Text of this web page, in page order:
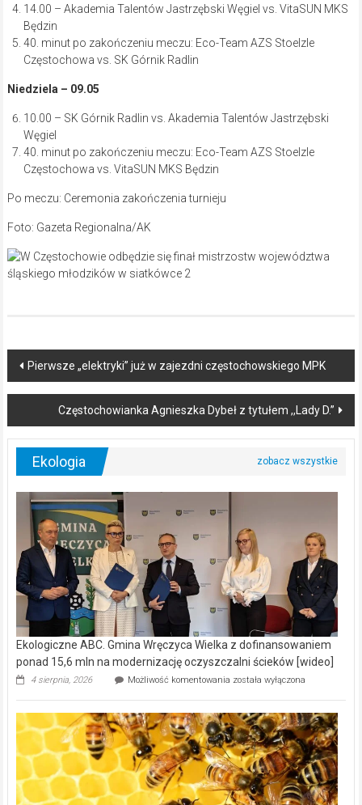
14.00 – Akademia Talentów Jastrzębski Węgiel vs. VitaSUN MKS
Będzin
40. minut po zakończeniu meczu: Eco-Team AZS Stoelzle
Częstochowa vs. SK Górnik Radlin
Niedziela – 09.05
10.00 – SK Górnik Radlin vs. Akademia Talentów Jastrzębski
Węgiel
40. minut po zakończeniu meczu: Eco-Team AZS Stoelzle
Częstochowa vs. VitaSUN MKS Będzin
Po meczu: Ceremonia zakończenia turnieju
Foto: Gazeta Regionalna/AK
Post
navigation
Pierwsze „elektryki” już w zajezdni częstochowskiego MPK
Częstochowianka Agnieszka Dybeł z tytułem ,,Lady D.”
Ekologia
Ekologiczne ABC. Gmina Wręczyca Wielka z dofinansowaniem
ponad 15,6 mln na modernizację oczyszczalni ścieków [wideo]
4 sierpnia, 2026 Możliwość komentowania Ekologiczne
Wręczyca
Wielka
z
dofinansowaniem
ponad
15,6
mln
została wyłączona